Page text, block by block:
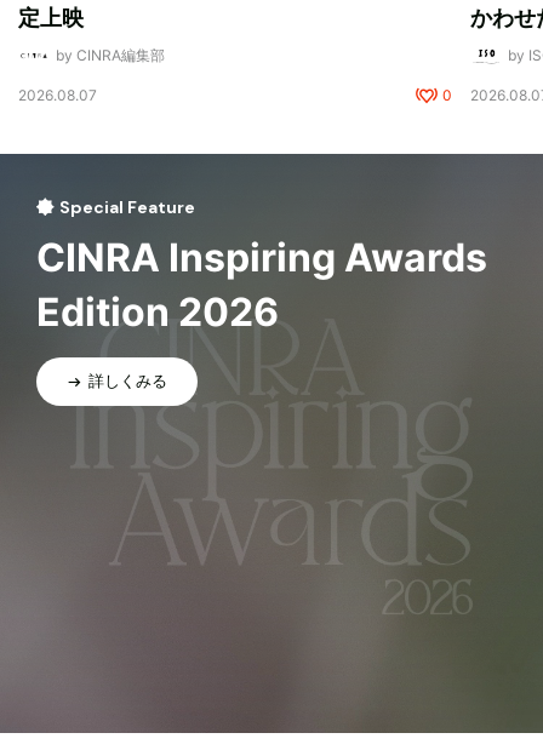
定上映
by CINRA編集部
2026.08.07 0
かわせ
by
Special Feature
CINRA Inspiring Awards
Edition 2026
詳しくみる